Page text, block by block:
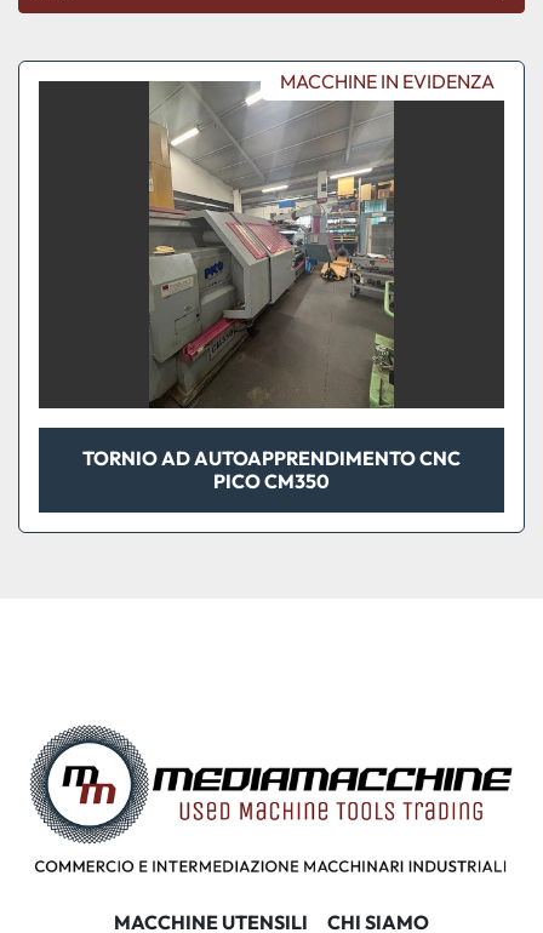
Ordina per
MACCHINE IN EVIDENZA
TORNIO AD AUTOAPPRENDIMENTO CNC
PICO CM350
MACCHINE UTENSILI CHI SIAMO